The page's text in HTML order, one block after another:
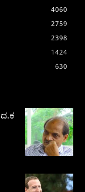
4060
2759
2398
1424
630